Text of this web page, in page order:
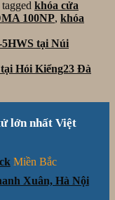
khóa cửa
100NP, khóa
tại Núi
Hói Kiểng23 Đà
lớn nhất Việt
Miền Bắc
Xuân, Hà Nội